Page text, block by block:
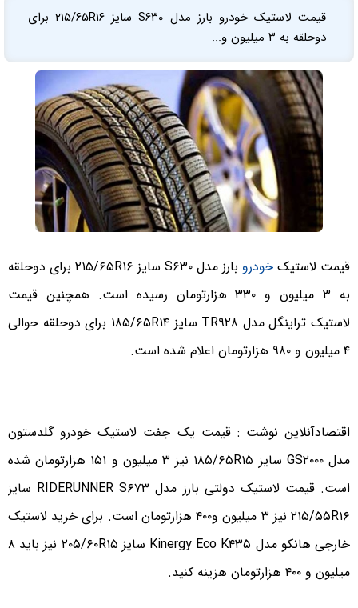
قیمت لاستیک خودرو بارز مدل S۶۳۰ سایز ۲۱۵/۶۵R۱۶ برای
دوحلقه به ۳ میلیون و...
قیمت لاستیک خودرو
بارز مدل S۶۳۰ سایز ۲۱۵/۶۵R۱۶ برای دوحلقه
به ۳ میلیون و ۳۳۰ هزارتومان رسیده است. همچنین قیمت
لاستیک تراینگل مدل TR۹۲۸ سایز ۱۸۵/۶۵R۱۴ برای دوحلقه حوالی
۴ میلیون و ۹۸۰ هزارتومان اعلام شده است.
اقتصادآنلاین نوشت : قیمت یک جفت لاستیک خودرو گلدستون
مدل GS۲۰۰۰ سایز ۱۸۵/۶۵R۱۵ نیز ۳ میلیون و ۱۵۱ هزارتومان شده
است. قیمت لاستیک دولتی بارز مدل RIDERUNNER S۶۷۳ سایز
۲۱۵/۵۵R۱۶ نیز ۳ میلیون و۴۰۰ هزارتومان است. برای خرید لاستیک
خارجی هانکو مدل Kinergy Eco K۴۳۵ سایز ۲۰۵/۶۰R۱۵ نیز باید ۸
میلیون و ۴۰۰ هزارتومان هزینه کنید.